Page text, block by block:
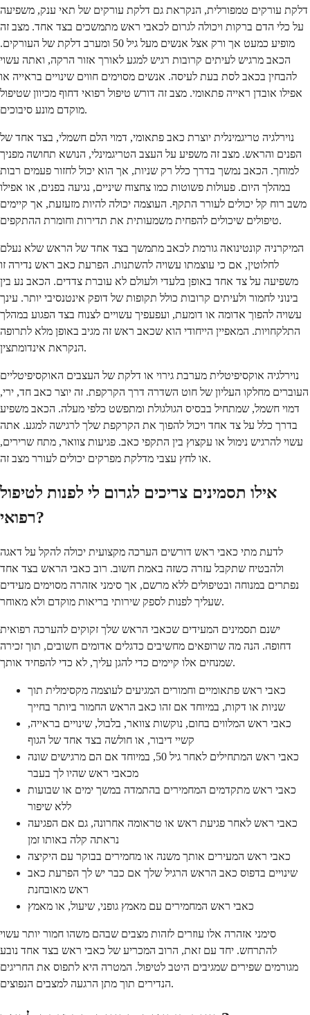
דלקת עורקים טמפורלית, הנקראת גם דלקת עורקים של תאי ענק, משפיעה
על כלי הדם ברקות ויכולה לגרום לכאבי ראש מתמשכים בצד אחד. מצב זה
מופיע כמעט אך ורק אצל אנשים מעל גיל 50 ומערב דלקת של העורקים.
הכאב מרגיש לעיתים קרובות רגיש למגע לאורך אזור הרקה, ואתה עשוי
להבחין בכאב לסת בעת לעיסה. אנשים מסוימים חווים שינויים בראייה או
אפילו אובדן ראייה פתאומי. מצב זה דורש טיפול רפואי דחוף מכיוון שטיפול
מוקדם מונע סיבוכים.
נוירלגיה טריגמינלית יוצרת כאב פתאומי, דמוי הלם חשמלי, בצד אחד של
הפנים והראש. מצב זה משפיע על העצב הטריגמינלי, הנושא תחושה מפניך
למוחך. הכאב נמשך בדרך כלל רק שניות, אך הוא יכול לחזור פעמים רבות
במהלך היום. פעולות פשוטות כמו צחצוח שיניים, נגיעה בפנים, או אפילו
משב רוח קל יכולים לעורר התקף. העוצמה יכולה להיות מזעזעת, אך קיימים
טיפולים שיכולים להפחית משמעותית את תדירות וחומרת ההתקפים.
המיקרניה קונטינואה גורמת לכאב מתמשך בצד אחד של הראש שלא נעלם
לחלוטין, אם כי עוצמתו עשויה להשתנות. הפרעת כאב ראש נדירה זו
משפיעה על צד אחד באופן בלעדי ולעולם לא עוברת צדדים. הכאב נע בין
בינוני לחמור ולעיתים קרובות כולל תקופות של דופק אינטנסיבי יותר. עינך
עשויה להפוך אדומה או דומעת, ועפעפיך עשויים לצנוח בצד הפגוע במהלך
התלקחויות. המאפיין הייחודי הוא שכאב ראש זה מגיב באופן מלא לתרופה
הנקראת אינדומתצין.
נוירלגיה אוקסיפיטלית מערבת גירוי או דלקת של העצבים האוקסיפיטליים
העוברים מחלקו העליון של חוט השדרה דרך הקרקפת. זה יוצר כאב חד, ירי,
דמוי חשמל, שמתחיל בבסיס הגולגולת ומתפשט כלפי מעלה. הכאב משפיע
בדרך כלל על צד אחד ויכול להפוך את הקרקפת שלך לרגישה למגע. אתה
עשוי להרגיש נימול או עקצוץ בין התקפי כאב. פגיעות צוואר, מתח שרירים,
או לחץ עצבי מדלקת מפרקים יכולים לעורר מצב זה.
אילו תסמינים צריכים לגרום לי לפנות לטיפול
רפואי?
לדעת מתי כאבי ראש דורשים הערכה מקצועית יכולה להקל על דאגה
ולהבטיח שתקבל עזרה כשזה באמת חשוב. רוב כאבי הראש בצד אחד
נפתרים במנוחה ובטיפולים ללא מרשם, אך סימני אזהרה מסוימים מעידים
שעליך לפנות לספק שירותי בריאות מוקדם ולא מאוחר.
ישנם תסמינים המעידים שכאבי הראש שלך זקוקים להערכה רפואית
דחופה. הנה מה שרופאים מחשיבים כדגלים אדומים חשובים, תוך זכירה
שמנחים אלו קיימים כדי להגן עליך, לא כדי להפחיד אותך.
כאבי ראש פתאומיים וחמורים המגיעים לעוצמה מקסימלית תוך
שניות או דקות, במיוחד אם זהו כאב הראש החמור ביותר בחייך
כאבי ראש המלווים בחום, נוקשות צוואר, בלבול, שינויים בראייה,
קשיי דיבור, או חולשה בצד אחד של הגוף
כאבי ראש המתחילים לאחר גיל 50, במיוחד אם הם מרגישים שונה
מכאבי ראש שהיו לך בעבר
כאבי ראש מתקדמים המחמירים בהתמדה במשך ימים או שבועות
ללא שיפור
כאבי ראש לאחר פגיעת ראש או טראומה אחרונה, גם אם הפגיעה
נראתה קלה באותו זמן
כאבי ראש המעירים אותך משנה או מחמירים בבוקר עם היקיצה
שינויים בדפוס כאב הראש הרגיל שלך אם כבר יש לך הפרעת כאב
ראש מאובחנת
כאבי ראש המחמירים עם מאמץ גופני, שיעול, או מאמץ
סימני אזהרה אלו עוזרים לזהות מצבים שבהם משהו חמור יותר עשוי
להתרחש. יחד עם זאת, הרוב המכריע של כאבי ראש בצד אחד נובע
מגורמים שפירים שמגיבים היטב לטיפול. המטרה היא לתפוס את החריגים
הנדירים תוך מתן הרגעה למצבים הנפוצים.